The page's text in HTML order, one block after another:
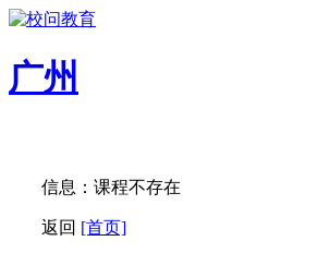
广州
信息：课程不存在
返回 [首页]